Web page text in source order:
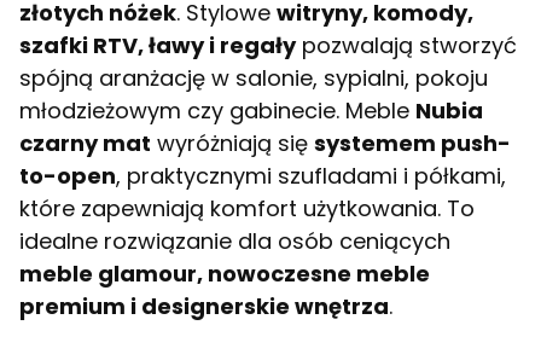
złotych nóżek. Stylowe witryny, komody,
szafki RTV, ławy i regałypozwalają stworzyć
spójną aranżację w salonie, sypialni, pokoju
młodzieżowym czy gabinecie. Meble Nubia
czarny mat wyróżniają się systemem push-
to-open, praktycznymi szufladami i półkami,
które zapewniają komfort użytkowania. To
idealne rozwiązanie dla osób ceniących
meble glamour, nowoczesne meble
premium i designerskie wnętrza.